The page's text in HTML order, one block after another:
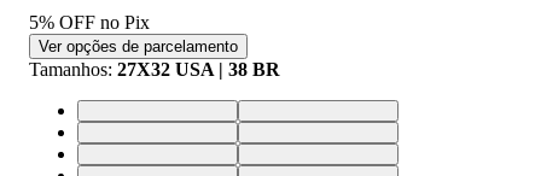
5% OFF no Pix
Ver opções de parcelamento
Tamanhos: 27X32 USA | 38 BR
27X32 USA | 38 BR29X32 USA | 40 BR
31X32 USA | 42 BR33X32 USA | 44 BR
28X32 USA | 39 BR30X32 USA | 41 BR